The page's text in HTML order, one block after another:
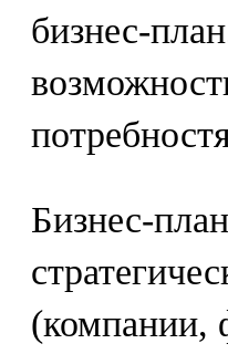
бизнес-
Бизнес-
(компании,